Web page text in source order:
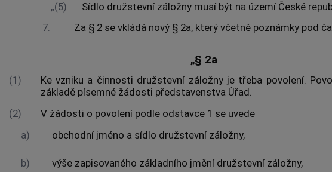
„(5)
Sídlo družstevní záložny musí být na území České
7.
Za § 2 se vkládá nový § 2a, který včetně poznámky pod
„§ 2a
(1)
Ke vzniku a činnosti družstevní záložny je třeba povolení.
základě písemné žádosti představenstva Úřad.
(2)
V žádosti o povolení podle odstavce 1 se uvede
a)
obchodní jméno a sídlo družstevní záložny,
b) výše zapisovaného základního jmění družstevní záložny,